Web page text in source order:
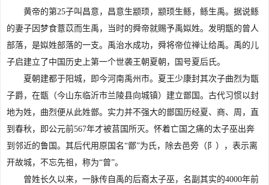
黄帝的第25子叫昌意，昌意生颛顼，颛顼生鲧，鲧生禹。据说鲧
的妻子因梦食薏苡而生禹，当时的舜帝就赐予禹姒姓。发明甑的曾人
部落，是姒姓部落的一支。禹治水成功，舜将帝位禅让给禹。禹的儿
子启建立了中国历史上第一个世袭王朝夏朝，国号夏后氏。
夏朝建都于阳城，即今河南禹州市。夏王少康封其次子曲烈为甑
子爵，在甑（今山东临沂市兰陵县向城镇）建立鄫国。古代习惯以封
地为姓，曲烈便从此姓鄫。实力并不强大的鄫国历经夏、商、周，直
到春秋，即公元前567年才被莒国所灭。怀着亡国之痛的太子巫出奔
到邻近的鲁国。其后代用原国名“鄫”为氏，除去邑旁（阝），表示离
开故城，不忘先祖，称为“曾”。
曾姓长久以来，一脉传自禹的后裔太子巫，名副其实的4000年前